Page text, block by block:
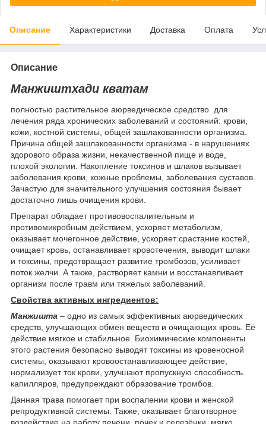
Описание Характеристики Доставка Оплата
Описание
Манжиштхади кватам
полностью растительное аюрведическое средство для
лечения ряда хронических заболеваний и состояний: крови,
кожи, костной системы, общей зашлакованности организма.
Причина общей зашлакованности организма - в нарушениях
здорового образа жизни, некачественной пище и воде,
плохой экологии. Накопление токсинов и шлаков вызывает
заболевания крови, кожные проблемы, заболевания суставов.
Зачастую для значительного улучшения состояния бывает
достаточно лишь очищения крови.
Препарат обладает противовоспалительным и
противомикробным действием, ускоряет метаболизм,
оказывает мочегонное действие, ускоряет срастание костей,
очищает кровь, останавливает кровотечения, выводит шлаки
и токсины, предотвращает развитие тромбозов, усиливает
поток желчи. А также, растворяет камни и восстанавливает
организм после травм или тяжелых заболеваний.
Свойства активных ингредиентов:
Манжишта – одно из самых эффективных аюрведических
средств, улучшающих обмен веществ и очищающих кровь. Её
действие мягкое и стабильное. Биохимические компоненты
этого растения безопасно выводят токсины из кровеносной
системы, оказывают кровоостанавливающее действие,
нормализует ток крови, улучшают пропускную способность
капилляров, предупреждают образование тромбов.
Данная трава помогает при воспалении крови и женской
репродуктивной системы. Также, оказывает благотворное